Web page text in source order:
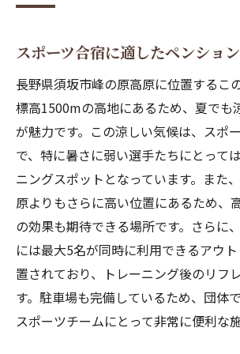
スポーツ合宿に適したペンショ
長野県須坂市峰の原高原に位置するこ
標高1500mの高地にあるため、夏でも
が魅力です。この涼しい気候は、スポ
で、特に暑さに弱い選手たちにとって
ニングスポットとなっています。また
原よりもさらに高い位置にあるため、
の効果も期待できる場所です。さらに
には最大5名が同時に利用できるアウ
置されており、トレーニング後のリフ
す。駐車場も完備しているため、団体
スポーツチームにとって非常に便利な施